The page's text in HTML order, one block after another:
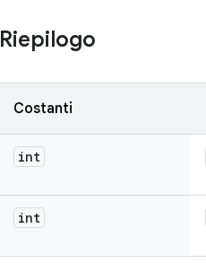
Riepilogo
Costanti
int
int